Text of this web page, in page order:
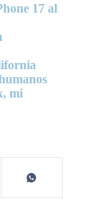
17 al
mi